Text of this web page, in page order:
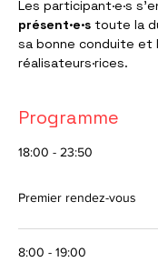
Les participant·e·s
présent·e·s toute la
sa bonne conduite et
réalisateurs·rices.
Programme
18:00 - 23:50
Premier rendez-vous
8:00 - 19:00